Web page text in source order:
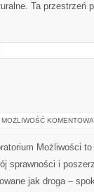
Ta przestrzeń
MOŻLIWOŚĆ
Możliwości
sprawności i
jak droga –